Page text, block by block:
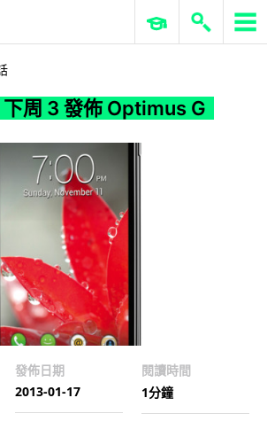
？LG 下周 3 發佈 Optimus G
ERP 與商業 AI
周 3 發佈 Optimus G
發佈日期
2013-01-17
閱讀時間
1分鐘